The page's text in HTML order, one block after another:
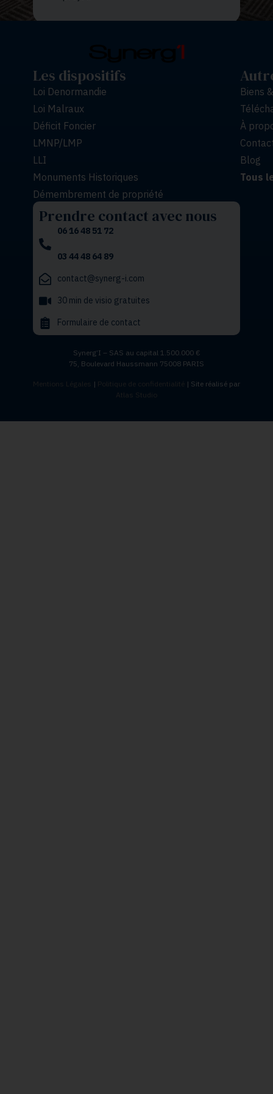
Les dispositifs
Loi Denormandie
Loi Malraux
Déficit Foncier
LMNP/LMP
LLI
Monuments Historiques
Démembrement de propriété
Biens
À
Blog
Tous
Prendre contact avec nous
06 16 48 51 72
03 44 48 64 89
contact@synerg-i.com
30 min de visio gratuites
Formulaire de contact
Synerg’I – SAS au capital 1.500.000 €
75, Boulevard Haussmann 75008 PARIS
Mentions Légales | Politique de confidentialité | Site réalisé par
Atlas Studio